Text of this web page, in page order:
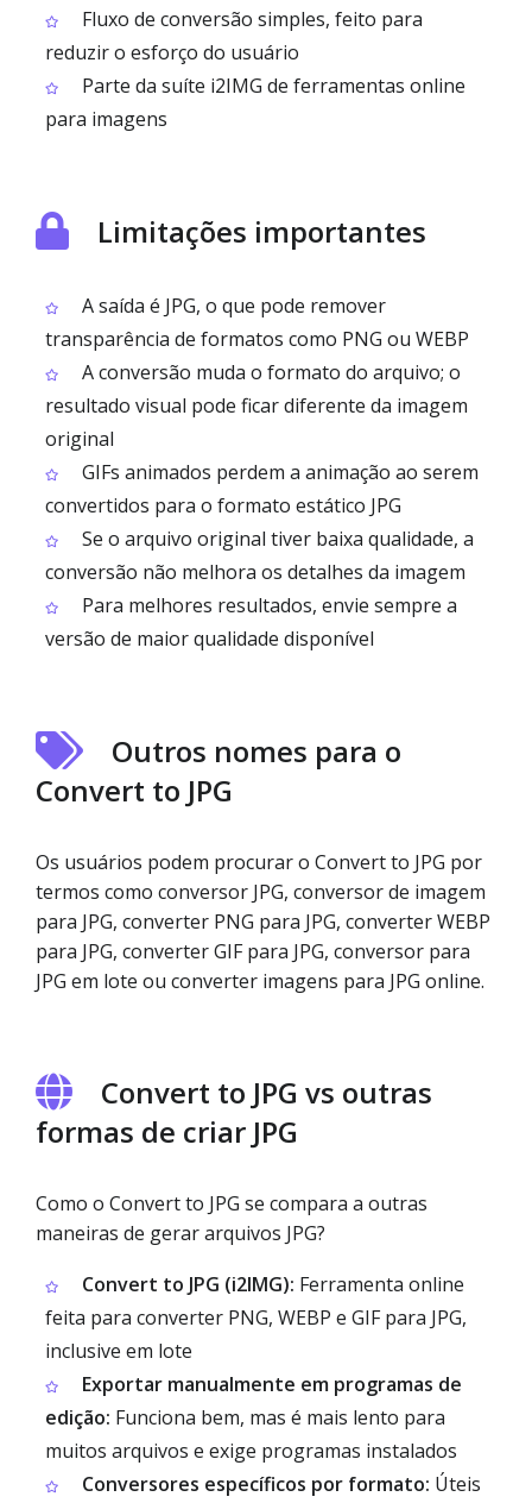
Fluxo de conversão simples, feito para
reduzir o esforço do usuário
Parte da suíte i2IMG de ferramentas online
para imagens
Limitações importantes
A saída é JPG, o que pode remover
transparência de formatos como PNG ou WEBP
A conversão muda o formato do arquivo; o
resultado visual pode ficar diferente da imagem
original
GIFs animados perdem a animação ao serem
convertidos para o formato estático JPG
Se o arquivo original tiver baixa qualidade, a
conversão não melhora os detalhes da imagem
Para melhores resultados, envie sempre a
versão de maior qualidade disponível
Outros nomes para o
Convert to JPG
Os usuários podem procurar o Convert to JPG por
termos como conversor JPG, conversor de imagem
para JPG, converter PNG para JPG, converter WEBP
para JPG, converter GIF para JPG, conversor para
JPG em lote ou converter imagens para JPG online.
Convert to JPG vs outras
formas de criar JPG
Como o Convert to JPG se compara a outras
maneiras de gerar arquivos JPG?
Convert to JPG (i2IMG): Ferramenta online
feita para converter PNG, WEBP e GIF para JPG,
inclusive em lote
Exportar manualmente em programas de
edição: Funciona bem, mas é mais lento para
muitos arquivos e exige programas instalados
Conversores específicos por formato: Úteis